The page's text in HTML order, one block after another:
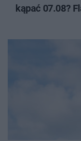
kąpać 07.08?